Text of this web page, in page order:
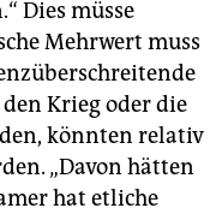
Dies müsse
Mehrwert muss
Krieg oder die
könnten relativ
„Davon hätten
hat etliche